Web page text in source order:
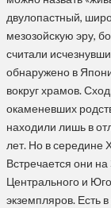
двулопастный,
мезозойскую эру,
считали
обнаружено в
вокруг храмов.
окаменевших
находили лишь в
лет. Но в середине
Встречается они
Центрального и
экземпляров. Есть